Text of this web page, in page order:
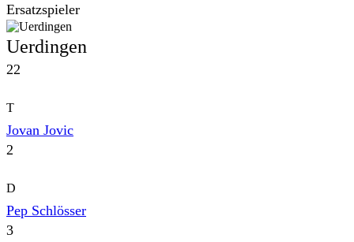
Ersatzspieler
Uerdingen
22
T
Jovan Jovic
2
D
Pep Schlösser
3